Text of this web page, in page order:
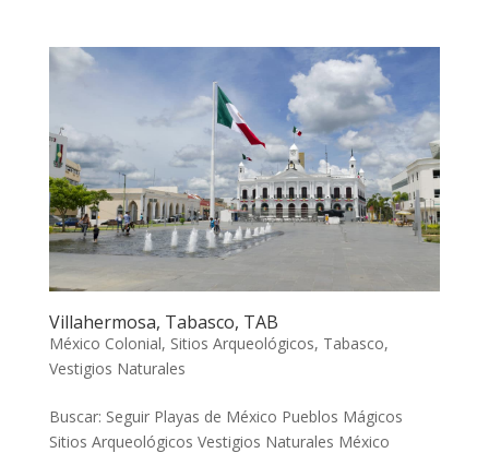
Villahermosa, Tabasco, TAB
México Colonial, Sitios Arqueológicos, Tabasco,
Vestigios Naturales
Buscar: Seguir Playas de México Pueblos Mágicos
Sitios Arqueológicos Vestigios Naturales México